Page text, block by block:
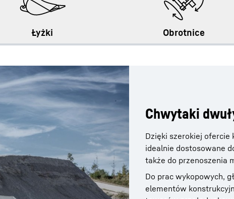
Łyżki Obrotnice
Chwytaki
Dzięki szerokiej ofercie
idealnie dostosowane
także do przenoszenia
Do prac wykopowych,
elementów